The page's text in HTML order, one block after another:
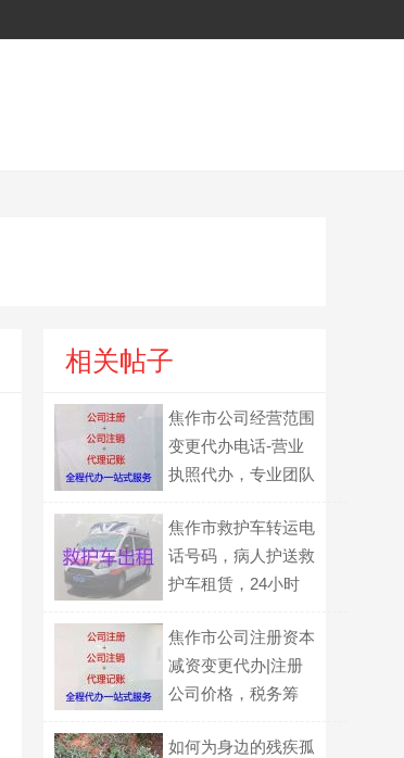
相关帖子
焦作市公司经营范围
变更代办电话-营业
执照代办，专业团队
焦作市救护车转运电
话号码，病人护送救
护车租赁，24小时
焦作市公司注册资本
减资变更代办|注册
公司价格，税务筹
如何为身边的残疾孤